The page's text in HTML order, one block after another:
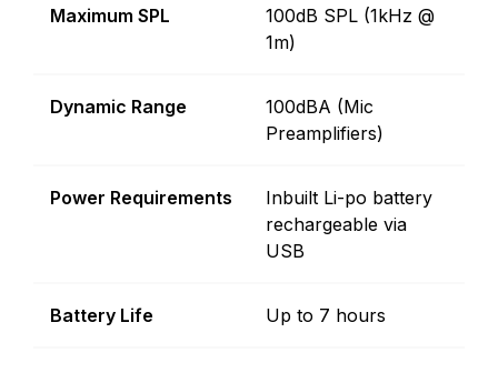
Maximum SPL
100dB SPL (1kHz @
1m)
Dynamic Range
100dBA (Mic
Preamplifiers)
Power Requirements
Inbuilt Li-po battery
rechargeable via
USB
Battery Life Up to 7 hours